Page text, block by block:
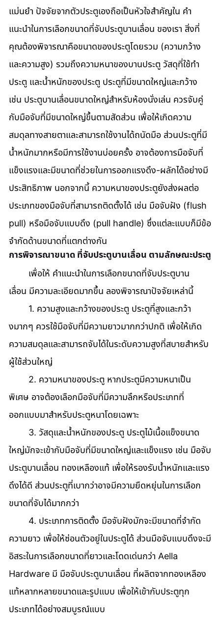
แม่นยำ ปัจจัยจากตัวประตูเองถือเป็นหัวใจสำคัญใน คำ
แนะนำในการเลือกขนาดที่จับประตูบานเลื่อน ของเรา สิ่งที่
คุณต้องพิจารณาคือขนาดของประตูโดยรวม (ความกว้าง
และความสูง) รวมถึงความหนาของบานประตู วัสดุที่ใช้ทำ
ประตู และน้ำหนักของประตู ประตูที่มีขนาดใหญ่และกว้าง
เช่น ประตูบานเลื่อนขนาดใหญ่สำหรับห้องนั่งเล่น ควรจับคู่
กับมือจับที่มีขนาดใหญ่ขึ้นตามสัดส่วน เพื่อให้เกิดความ
สมดุลทางสายตาและสามารถใช้งานได้ถนัดมือ ส่วนประตูที่มี
น้ำหนักมากหรือมีการใช้งานบ่อยครั้ง อาจต้องการมือจับที่
แข็งแรงและมีขนาดที่ช่วยในการออกแรงดึง-ผลักได้อย่างมี
ประสิทธิภาพ นอกจากนี้ ความหนาของประตูยังส่งผลต่อ
ประเภทของมือจับที่สามารถติดตั้งได้ เช่น มือจับฝัง (flush
pull) หรือมือจับแบบดึง (pull handle) ซึ่งแต่ละแบบก็มีข้อ
จำกัดด้านขนาดที่แตกต่างกัน
การพิจารณาขนาด ที่จับประตูบานเลื่อน ตามลักษณะประตู
เลื่อน มีความละเอียดมากขึ้น ลองพิจารณาปัจจัยเหล่านี้
งมากๆ ควรใช้มือจับที่มีความยาวมากกว่าปกติ เพื่อให้เกิด
ความสมดุลและสามารถจับได้ในระดับความสูงที่สบายสำหรับ
ผู้ใช้ส่วนใหญ่
พิเศษ อาจต้องเลือกมือจับที่มีความลึกหรือประเภทที่
ออกแบบมาสำหรับประตูหนาโดยเฉพาะ
ใหญ่มักจะเข้ากับมือจับที่มีขนาดใหญ่และแข็งแรง เช่น มือจับ
ประตูบานเลื่อน ทองเหลืองแท้ เพื่อให้รองรับน้ำหนักและแรง
ดึงได้ดี ส่วนประตูที่เบากว่าอาจมีความยืดหยุ่นในการเลือก
ขนาดที่จับได้มากกว่า
ความยาว เพื่อให้ซ่อนตัวอยู่ในประตูได้ ส่วนมือจับแบบดึงจะมี
อิสระในการเลือกขนาดที่ยาวและโดดเด่นกว่า Aella
Hardware มี มือจับประตูบานเลื่อน ที่ผลิตจากทองเหลือง
แท้หลากหลายขนาดและรูปแบบ เพื่อให้เข้ากับประตูทุก
ประเภทได้อย่างสมบูรณ์แบบ